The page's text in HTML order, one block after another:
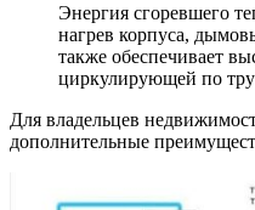
Энергия сгоревшего
нагрев корпуса,
также обеспечивает
циркулирующей по
Для владельцев
дополнительные